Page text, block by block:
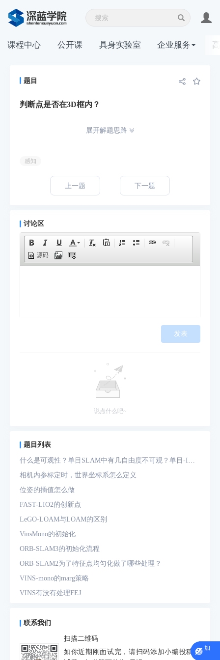
课程中心 公开课 具身实验室 企业服务
题目
判断点是否在3D框内？
展开解题思路
感知
上一题 下一题
讨论区
源码
发表
说点什么吧~
题目列表
什么是可观性？单目SLAM中有几自由度不可观？单目-IMU
系统中有几自由度不可观？
相机内参标定时，世界坐标系怎么定义
位姿的插值怎么做
FAST-LIO2的创新点
LeGO-LOAM与LOAM的区别
VinsMono的初始化
ORB-SLAM3的初始化流程
ORB-SLAM2为了特征点均匀化做了哪些处理？
VINS-mono的marg策略
VINS有没有处理FEJ
预积分中的bias如何处理
为什么要进行预积分
IMU测量方程是什么？噪声模型是什么？
联系我们
扫描二维码
如你近期刚面试完，请扫码添加小编投稿面